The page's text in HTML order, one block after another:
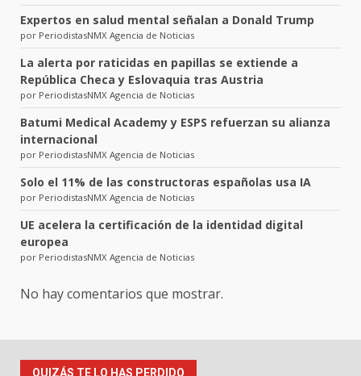
Expertos en salud mental señalan a Donald Trump
por PeriodistasNMX Agencia de Noticias
La alerta por raticidas en papillas se extiende a
República Checa y Eslovaquia tras Austria
por PeriodistasNMX Agencia de Noticias
Batumi Medical Academy y ESPS refuerzan su alianza
internacional
por PeriodistasNMX Agencia de Noticias
Solo el 11% de las constructoras españolas usa IA
por PeriodistasNMX Agencia de Noticias
UE acelera la certificación de la identidad digital
europea
por PeriodistasNMX Agencia de Noticias
No hay comentarios que mostrar.
QUIZÁS TE LO HAS PERDIDO